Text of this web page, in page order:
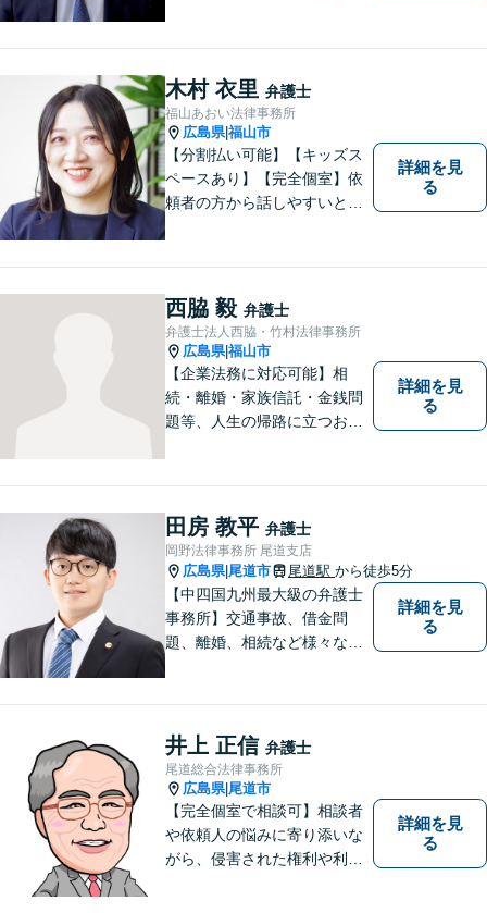
ペースあり】
木村 衣里 弁護士
福山あおい法律事務所
広島県|福山市
【分割払い可能】【キッズス
ペースあり】【完全個室】依
頼者の方から話しやすいと定
ても是非お気軽に弁護士にご
相談ください。
詳細を見
る
西脇 毅 弁護士
弁護士法人西脇・竹村法律事務所
広島県|福山市
【企業法務に対応可能】相
続・離婚・家族信託・金銭問
題等、人生の帰路に立つお客
他士業との連携による適切な
アドバイスを提供可能です。
【無料駐車場有り】【完全個
室で相談可能】
詳細を見
る
田房 教平 弁護士
岡野法律事務所 尾道支店
広島県| 尾道市 尾道駅 から徒歩5分
【中四国九州最大級の弁護士
事務所】交通事故、借金問
題、離婚、相続など様々な問
い！
詳細を見
る
井上 正信 弁護士
尾道総合法律事務所
広島県| 尾道市
【完全個室で相談可】相談者
や依頼人の悩みに寄り添いな
がら、侵害された権利や利益
詳細を見
る